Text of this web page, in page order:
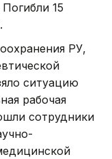
15
РУ,
ситуацию
рабочая
сотрудники